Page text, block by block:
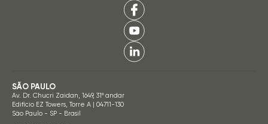
SÃO PAULO
Av. Dr. Chucri Zaidan, 1649, 31º andar
Edifício EZ Towers, Torre A | 04711-130
São Paulo - SP - Brasil